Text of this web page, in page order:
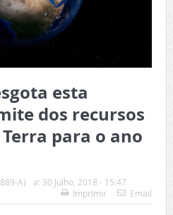
esta
dos recursos
para o ano
A) a: 30 Julho, 2018 - 15:47
Imprimir
Email